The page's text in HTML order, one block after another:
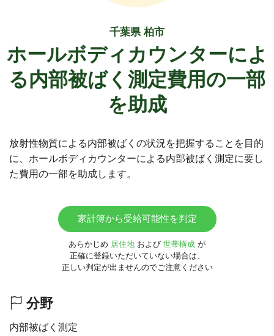
千葉県 柏市
ホールボディカウンターによ
る内部被ばく測定費用の一部
を助成
放射性物質による内部被ばくの状況を把握することを目的
に、ホールボディカウンターによる内部被ばく測定に要し
た費用の一部を助成します。
家計簿から受給可能性を判定
あらかじめ 居住地 および 世帯構成 が
正確に登録いただいていない場合は、
正しい判定が出ませんのでご注意ください
分野
内部被ばく測定